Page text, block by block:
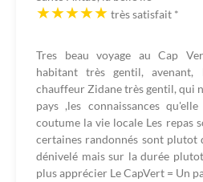
très satisfait *
Tres beau voyage au Cap
habitant très gentil,
chauffeur Zidane très gentil, qui
pays ,les connaissances
coutume la vie locale Les repas
certaines randonnés sont plutot
dénivelé mais sur la durée
plus apprécier Le CapVert = Un